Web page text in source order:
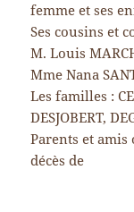
femme et ses
Ses cousins et
M. Louis
Mme Nana
Les familles :
DESJOBERT,
Parents et
décès de